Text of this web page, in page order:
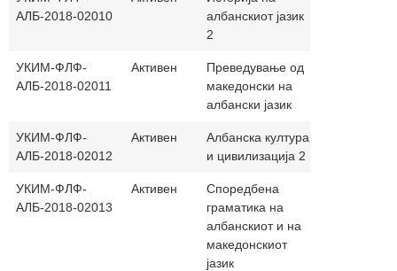
АЛБ-2018-02010
албанскиот јазик
2
УКИМ-ФЛФ-
АЛБ-2018-02011
Активен
Преведување од
македонски на
албански јазик
УКИМ-ФЛФ-
АЛБ-2018-02012
Активен
Албанска култура
и цивилизација 2
УКИМ-ФЛФ-
АЛБ-2018-02013
Активен
Споредбена
граматика на
албанскиот и на
македонскиот
јазик